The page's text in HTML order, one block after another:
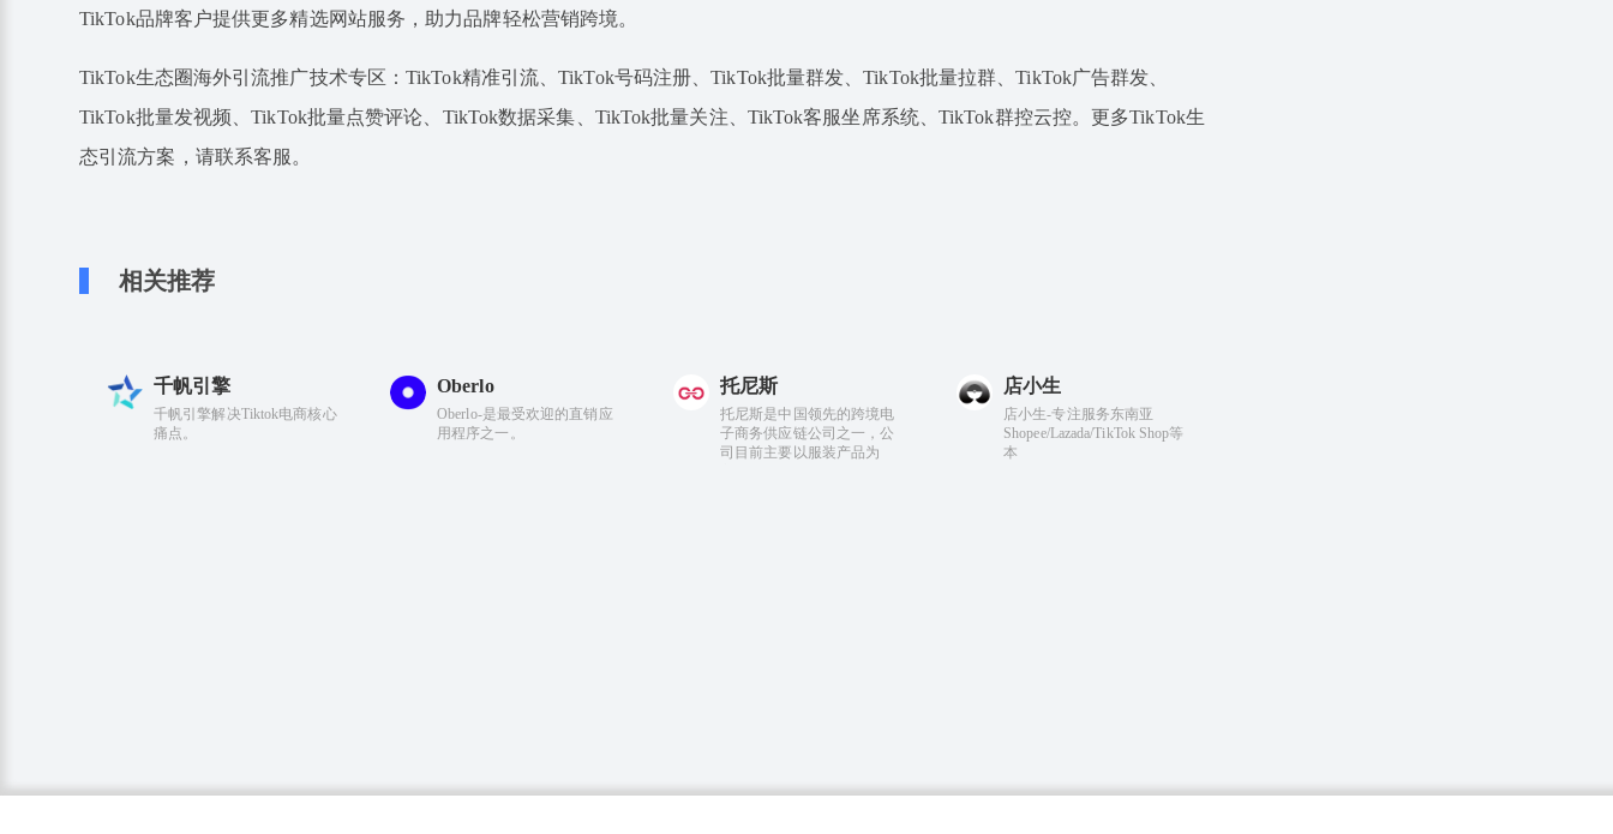
TikTok品牌客户提供更多精选网站服务，助力品牌轻松营销跨境。
TikTok生态圈海外引流推广技术专区：TikTok精准引流、TikTok号码注册、TikTok批量群发、TikTok批量拉群、TikTok广告群发、
TikTok批量发视频、TikTok批量点赞评论、TikTok数据采集、TikTok批量关注、TikTok客服坐席系统、TikTok群控云控。更多TikTok生
态引流方案，请联系客服。
相关推荐
千帆引擎
千帆引擎解决Tiktok电商核心
痛点。
Oberlo
Oberlo-是最受欢迎的直销应
用程序之一。
托尼斯
托尼斯是中国领先的跨境电
子商务供应链公司之一，公
司目前主要以服装产品为
店小生
店小生-专注服务东南亚
Shopee/Lazada/TikTok Shop等
本